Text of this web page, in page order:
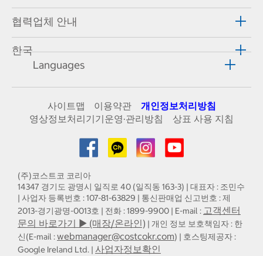
협력업체 안내
한국
Languages
사이트맵 이용약관
개인정보처리방침
영상정보처리기기운영·관리방침
상표 사용 지침
(주)코스트코 코리아
14347 경기도 광명시 일직로 40 (일직동 163-3) | 대표자 : 조민수
| 사업자 등록번호 : 107-81-63829 | 통신판매업 신고번호 : 제
2013-경기광명-0013호 | 전화 : 1899-9900 | E-mail : 고객센터
문의 바로가기 ▶ (매장/온라인) | 개인 정보 보호책임자 : 한
신(E-mail :webmanager@costcokr.com) | 호스팅제공자 :
Google Ireland Ltd. | 사업자정보확인